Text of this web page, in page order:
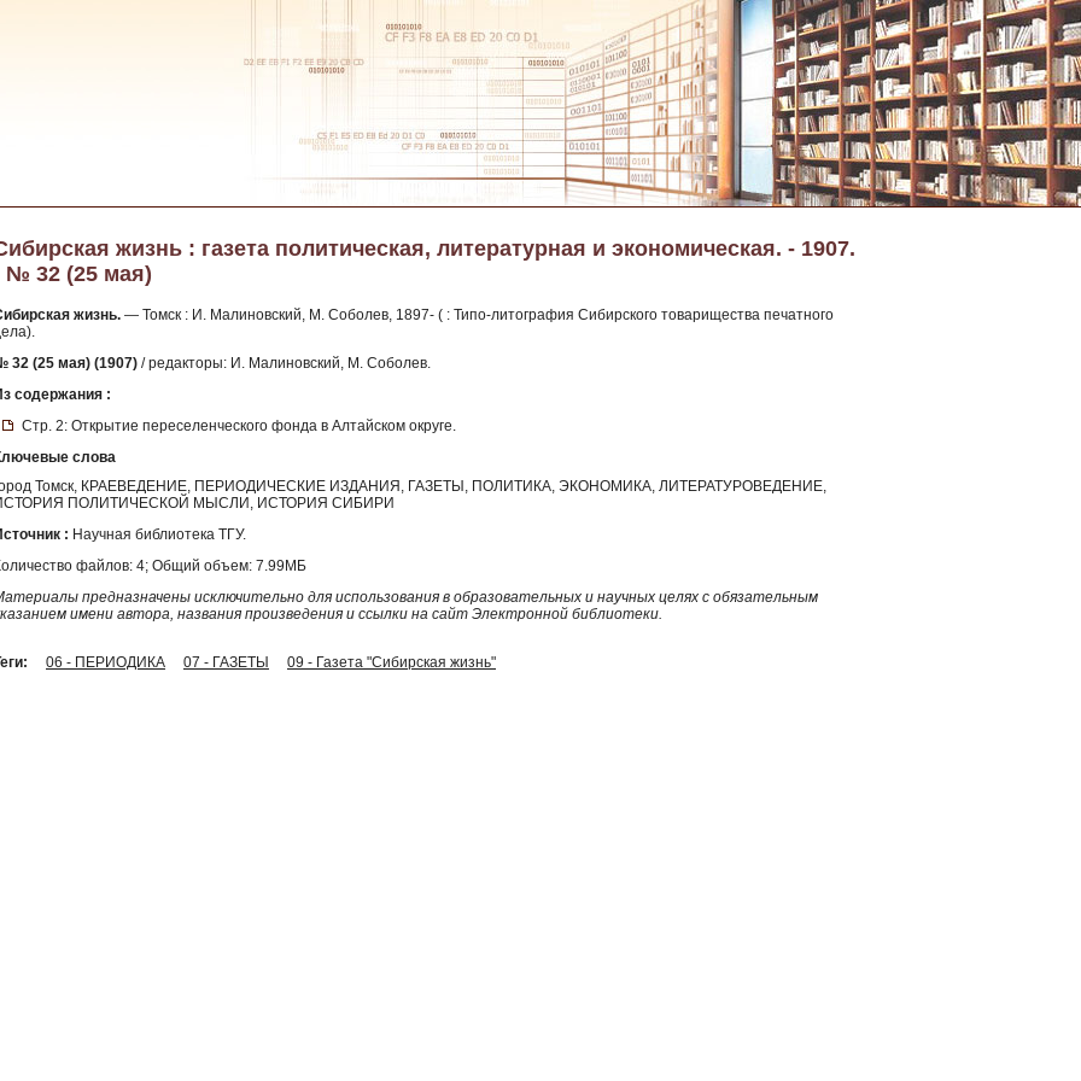
жизнь : газета политическая, литературная и экономическая. - 1907.
№ 32 (25 мая)
жизнь. — Томск : И. Малиновский, М. Соболев, 1897- ( : Типо-литография Сибирского товарищества печатного
32 (25 мая) (1907) / редакторы: И. Малиновский, М. Соболев.
содержания :
Стр. 2: Открытие переселенческого фонда в Алтайском округе.
слова
Томск, КРАЕВЕДЕНИЕ, ПЕРИОДИЧЕСКИЕ ИЗДАНИЯ, ГАЗЕТЫ, ПОЛИТИКА, ЭКОНОМИКА, ЛИТЕРАТУРОВЕДЕНИЕ,
ПОЛИТИЧЕСКОЙ МЫСЛИ, ИСТОРИЯ СИБИРИ
: Научная библиотека ТГУ.
файлов: 4; Общий объем: 7.99МБ
предназначены исключительно для использования в образовательных и научных целях с обязательным
имени автора, названия произведения и ссылки на сайт Электронной библиотеки.
06 - ПЕРИОДИКА 07 - ГАЗЕТЫ 09 - Газета "Сибирская жизнь"